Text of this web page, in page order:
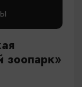
зоопарк»